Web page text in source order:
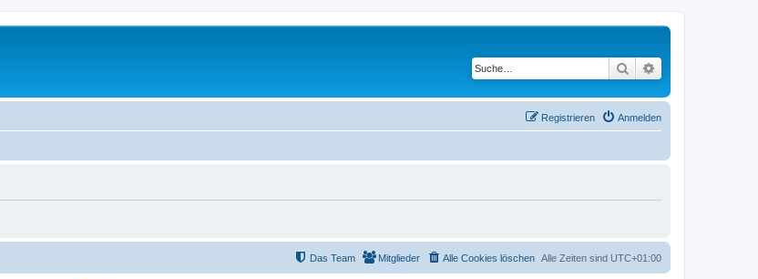
Suche
Anmelden
Registrieren
Alle Zeiten sind UTC+01:00
Alle Cookies löschen
Mitglieder
Das Team